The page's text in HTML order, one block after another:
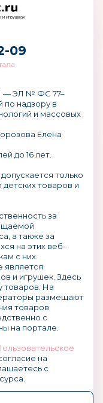
и игрушках
09
— ЭЛ № ФС 77–
по надзору в
и массовых
Елена
до 16 лет.
только
товаров и
за
а также за
на этих веб-
с них.
является
и игрушек. Здесь
товаров. На
размещают
товаров
с
на портале.
на
с